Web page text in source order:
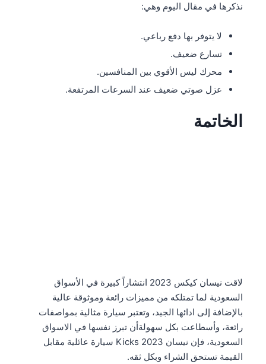
نذكرها في مقال اليوم وهي:
لا يتوفر بها دفع رباعي.
تسارع ضعيف.
محرك ليس الأقوي بين المنافسين.
عزل صوتي ضعيف عند السرعات المرتفعة.
الخاتمة
لاقت نيسان كيكس 2023 انتشاراً كبيرة في الأسواق
السعودية لما تمتلكه من مميزات رائعة وموثوقة عالية
بالإضافة إلى ادائها الجيد، وتعتبر سيارة مثالية بمواصفات
رائعة، وأسطاعت بكل سهولةأن تبرز نفسها في الاسواق
السعودية، فإن نيسان Kicks 2023 سيارة عائلية مقابل
القيمة تستحق الشراء وبكل ثقه.